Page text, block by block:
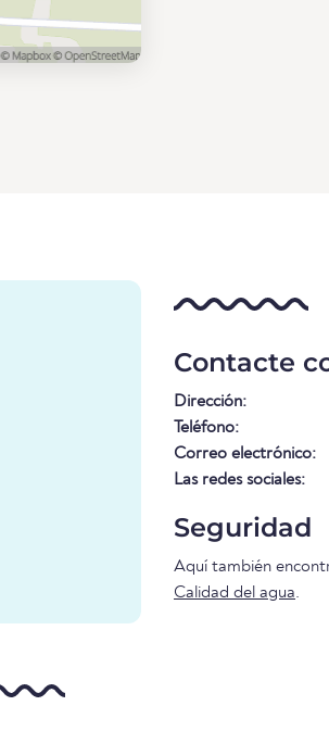
Contacte
Dirección:
Teléfono:
Correo electrónico:
Las redes sociales:
Seguridad
Aquí también
Calidad del agua.